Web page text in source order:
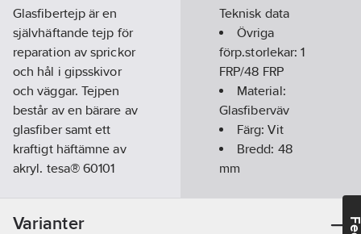
Glasfibertejp är en
självhäftande tejp för
reparation av sprickor
och hål i gipsskivor
och väggar. Tejpen
består av en bärare av
glasfiber samt ett
kraftigt häftämne av
akryl. tesa® 60101
tekniskt avancerade
Teknisk data
Övriga
förp.storlekar:1
FRP/48 FRP
Material:
Glasfiberväv
Färg:Vit
Bredd: 48
mm
Varianter